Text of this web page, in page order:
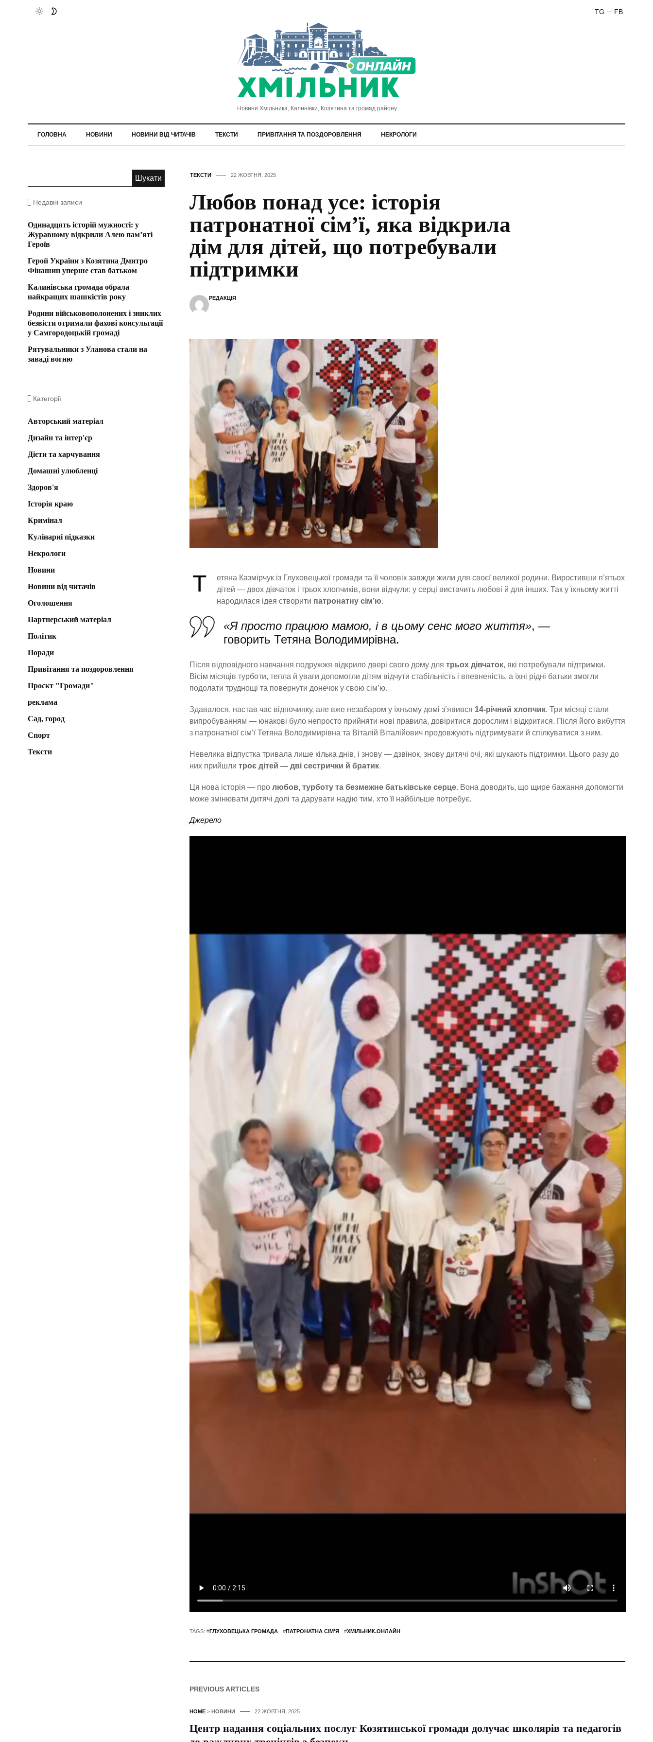
FB
TG
Новини Хмільника, Калинівки, Козятина та громад району
ГОЛОВНА НОВИНИ НОВИНИ ВІД ЧИТАЧІВ ТЕКСТИ ПРИВІТАННЯ ТА ПОЗДОРОВЛЕННЯ НЕКРОЛОГИ
ТЕКСТИ 22 ЖОВТНЯ, 2025
Любов понад усе: історія
патронатної сім’ї, яка відкрила
дім для дітей, що потребували
підтримки
РЕДАКЦІЯ
Т
етяна Казмірчук із Глуховецької громади та її чоловік завжди жили для своєї великої родини. Виростивши п’ятьох
дітей — двох дівчаток і трьох хлопчиків, вони відчули: у серці вистачить любові й для інших. Так у їхньому житті
народилася ідея створити патронатну сім’ю.
«Я просто працюю мамою, і в цьому сенс мого життя», —
говорить Тетяна Володимирівна.
Після відповідного навчання подружжя відкрило двері свого дому для трьох дівчаток, які потребували підтримки.
Вісім місяців турботи, тепла й уваги допомогли дітям відчути стабільність і впевненість, а їхні рідні батьки змогли
подолати труднощі та повернути донечок у свою сім’ю.
Здавалося, настав час відпочинку, але вже незабаром у їхньому домі з’явився 14-річний хлопчик. Три місяці стали
випробуванням — юнакові було непросто прийняти нові правила, довіритися дорослим і відкритися. Після його вибуття
з патронатної сім’ї Тетяна Володимирівна та Віталій Віталійович продовжують підтримувати й спілкуватися з ним.
Невелика відпустка тривала лише кілька днів, і знову — дзвінок, знову дитячі очі, які шукають підтримки. Цього разу до
них прийшли троє дітей — дві сестрички й братик.
Ця нова історія — про любов, турботу та безмежне батьківське серце. Вона доводить, що щире бажання допомогти
може змінювати дитячі долі та дарувати надію тим, хто її найбільше потребує.
Джерело
TAGS: #ГЛУХОВЕЦЬКА ГРОМАДА #ПАТРОНАТНА СІМ'Я #ХМІЛЬНИК.ОНЛАЙН
PREVIOUS ARTICLES
HOME> НОВИНИ 22 ЖОВТНЯ, 2025
Центр надання соціальних послуг Козятинської громади долучає школярів та педагогів
Недавні записи
Одинадцять історій мужності: у
Журавному відкрили Алею пам’яті
Героїв
Герой України з Козятина Дмитро
Фінашин уперше став батьком
Калинівська громада обрала
найкращих шашкістів року
Родини військовополонених і зниклих
безвісти отримали фахові консультації
у Самгородоцькій громаді
Рятувальники з Уланова стали на
заваді вогню
Категорії
Авторський матеріал
Дизайн та інтер'єр
Дієти та харчування
Домашні улюбленці
Здоров'я
Історія краю
Кримінал
Кулінарні підказки
Некрологи
Новини
Новини від читачів
Оголошення
Партнерський матеріал
Політик
Поради
Привітання та поздоровлення
Проєкт "Громади"
реклама
Сад, город
Спорт
Тексти